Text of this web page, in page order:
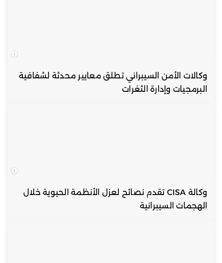
وكالات الأمن السيبراني تطلق معايير محدثة لشفافية
البرمجيات وإدارة الثغرات
وكالة CISA تقدم نصائح لعزل الأنظمة الحيوية خلال
الهجمات السيبرانية